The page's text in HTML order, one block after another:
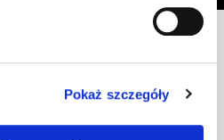
Pokaż szczegóły